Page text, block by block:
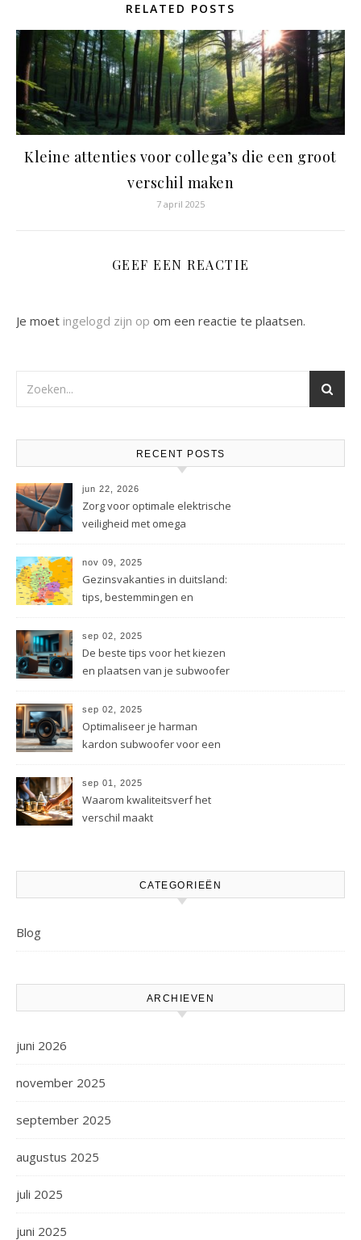
RELATED POSTS
Kleine attenties voor collega’s die een groot
verschil maken
7 april 2025
GEEF EEN REACTIE
Je moet ingelogd zijn op om een reactie te plaatsen.
RECENT POSTS
jun 22, 2026
Zorg voor optimale elektrische
veiligheid met omega
nov 09, 2025
Gezinsvakanties in duitsland:
tips, bestemmingen en
sep 02, 2025
De beste tips voor het kiezen
en plaatsen van je subwoofer
sep 02, 2025
Optimaliseer je harman
kardon subwoofer voor een
sep 01, 2025
Waarom kwaliteitsverf het
verschil maakt
CATEGORIEËN
Blog
ARCHIEVEN
juni 2026
november 2025
september 2025
augustus 2025
juli 2025
juni 2025